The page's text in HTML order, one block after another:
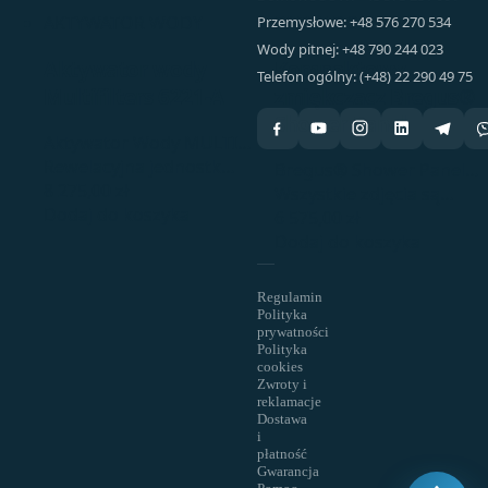
FILTRY DOMOWE
Kompaktowy
Shower Panel
Przemysłowe: +48 576 270 534
Wody pitnej: +48 790 244 023
Telefon ogólny: (+48) 22 290 49 75
Regulamin
Polityka
prywatności
Polityka
cookies
Zwroty i
reklamacje
Dostawa
i
płatność
Gwarancja